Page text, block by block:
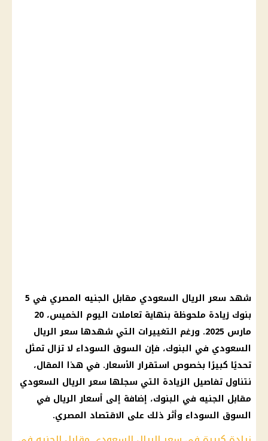
شهد سعر الريال السعودي مقابل الجنيه المصري في 5
بنوك زيادة ملحوظة بنهاية تعاملات اليوم الخميس، 20
مارس 2025
. ورغم التغييرات التي شهدها سعر الريال
السعودي في البنوك، فإن السوق السوداء لا تزال تمثل
تحديًا كبيرًا بخصوص استقرارالأسعار. في هذا المقال،
نتناول تفاصيل الزيادة التي سجلها سعر الريال السعودي
مقابل الجنيه في البنوك، إضافة إلى أسعارالريال في
السوق السوداء وأثر ذلك على الاقتصاد المصري.